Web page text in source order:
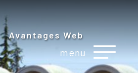
Avantages Web
menu